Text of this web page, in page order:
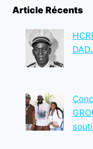
Article Récents